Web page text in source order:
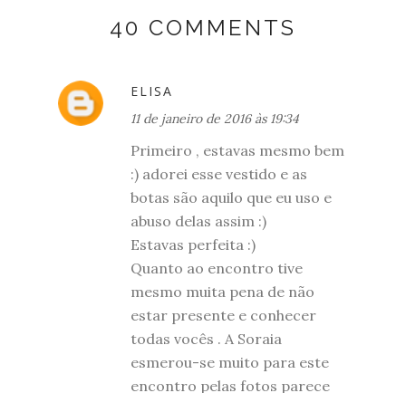
40 COMMENTS
ELISA
11 de janeiro de 2016 às 19:34
Primeiro , estavas mesmo bem
:) adorei esse vestido e as
botas são aquilo que eu uso e
abuso delas assim :)
Estavas perfeita :)
Quanto ao encontro tive
mesmo muita pena de não
estar presente e conhecer
todas vocês . A Soraia
esmerou-se muito para este
encontro pelas fotos parece